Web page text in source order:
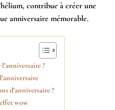
contribue à créer une
anniversaire mémorable.
?
d’anniversaire ?
wow